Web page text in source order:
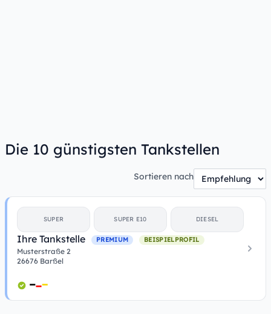
Die 10 günstigsten Tankstellen
Sortieren nach
SUPER SUPER E10 DIESEL
Ihre Tankstelle PREMIUM BEISPIELPROFIL
Musterstraße 2
26676 Barßel